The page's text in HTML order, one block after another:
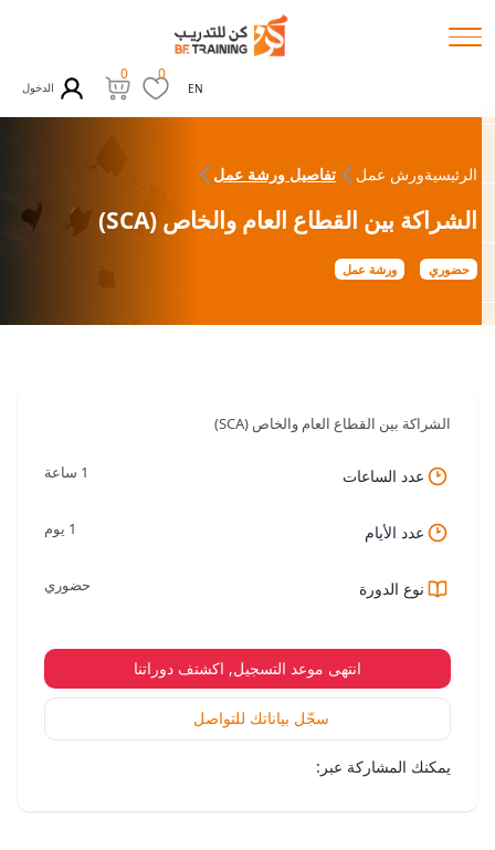
EN
0
0
الدخول
الرئيسيةورش عمل تفاصيل ورشة عمل
الشراكة بين القطاع العام والخاص (SCA)
حضوري ورشة عمل
الشراكة بين القطاع العام والخاص (SCA)
عدد الساعات 1 ساعة
عدد الأيام 1 يوم
نوع الدورة حضوري
انتهى موعد التسجيل, اكشتف دوراتنا
سجّل بياناتك للتواصل
يمكنك المشاركة عبر: